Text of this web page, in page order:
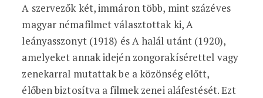
A szervezők két, immáron több, mint százéves
magyar némafilmet választottak ki, A
leányasszonyt (1918) és A halál utánt (1920),
amelyeket annak idején zongorakísérettel vagy
zenekarral mutattak be a közönség előtt,
élőben biztosítva a filmek zenei aláfestését. Ezt